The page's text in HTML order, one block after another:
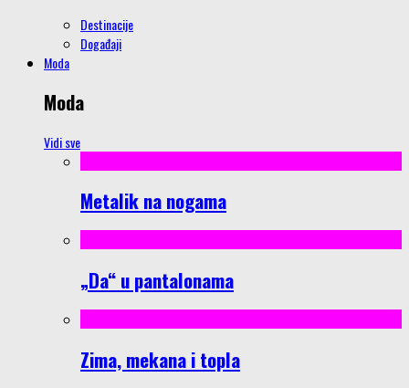
Destinacije
Događaji
Moda
Moda
Vidi sve
Metalik na nogama
„Da“ u pantalonama
Zima, mekana i topla